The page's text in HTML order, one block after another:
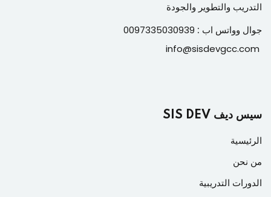
التدريب والتطوير والجودة
جوال وواتس اب :
info@sisdevgcc.com
سيس ديف SIS DEV
الرئيسية
من نحن
الدورات التدريبية